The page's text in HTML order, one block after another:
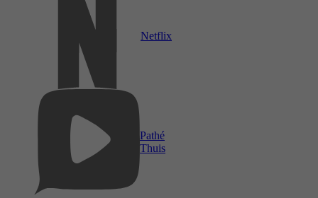
Netflix
Pathé
Thuis